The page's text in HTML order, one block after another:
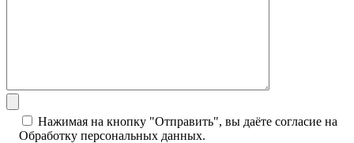
Нажимая на кнопку "Отправить", вы даёте согласие на
Обработку персональных данных.